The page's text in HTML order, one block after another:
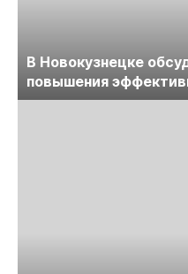
В Новокузнецке
повышения
предприятий